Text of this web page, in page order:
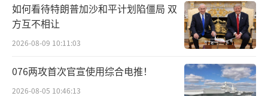
如何看待特朗普加沙和平计划陷僵局 双
方互不相让
2026-08-09 10:11:03
076两攻首次官宣使用综合电推！
2026-08-05 10:46:13